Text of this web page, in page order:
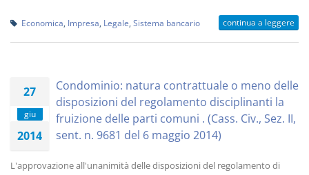
Economica Impresa Legale Sistema bancario continua a leggere
27
giu
2014
Condominio: natura contrattuale o meno delle
disposizioni del regolamento disciplinanti la
fruizione delle parti comuni . (Cass. Civ., Sez. II,
sent. n. 9681 del 6 maggio 2014)
L'approvazione all'unanimità delle disposizioni del regolamento di